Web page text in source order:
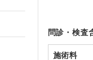
問診・検査
施術料